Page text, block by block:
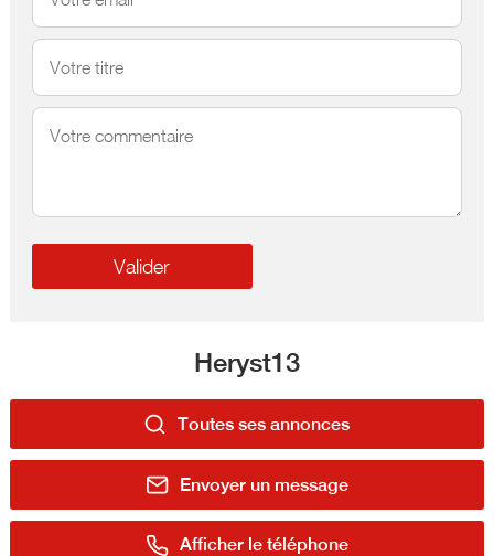
Heryst13
Toutes ses annonces
Envoyer un message
Afficher le téléphone